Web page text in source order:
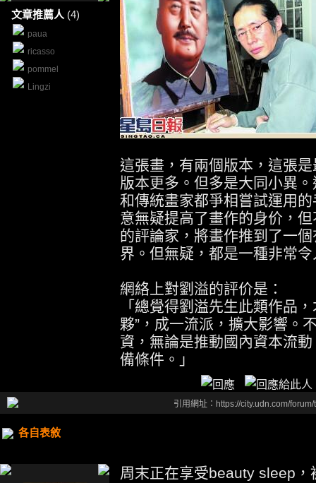
文章推薦人 (4)
paua
ricasso
pommel
Lingzi
這張畫，有兩個版本，這張
版本更多。但多是大同小異
和傳統畫家都爭相嘗試運用
意無疑提高了畫作的身价，
的評論家，將畫作推到了一
界。但無疑，都是一種非常
網絡上對劉溢的評价是：
「總覺得劉溢先生此類作品
夥”，成一流派，擴大影響。
資，無論是推動國內資本流
備條件。」
引用網址：https://city.udn.com/
各自表敘
周末正在享受beauty sleep